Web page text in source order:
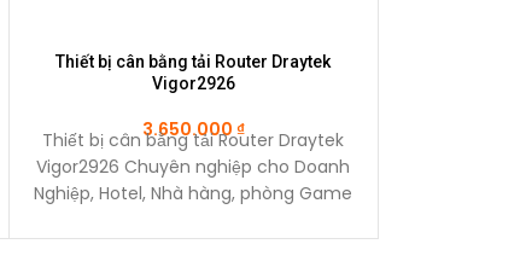
Thiết bị cân bằng tải Router Draytek
Vigor2926
3.650.000 ₫
Thiết bị cân bằng tải Router Draytek
Vigor2926 Chuyên nghiệp cho Doanh
Nghiệp, Hotel, Nhà hàng, phòng Game